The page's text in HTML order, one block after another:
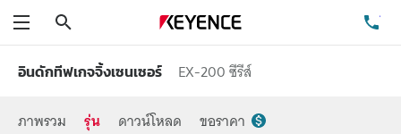
อินดักทีฟเกจจิ้งเซนเซอร์
EX-200 ซีรีส์
ภาพรวม
รุ่น ดาวน์โหลด ขอราคา